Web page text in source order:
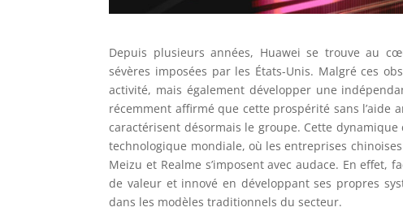
Depuis plusieurs années, Huawei se trouve au
sévères imposées par les États-Unis. Malgré ces
activité, mais également développer une
récemment affirmé que cette prospérité sans l’aide
caractérisent désormais le groupe. Cette
technologique mondiale, où les entreprises
Meizu et Realme s’imposent avec audace. En
de valeur et innové en développant ses propres
dans les modèles traditionnels du secteur.